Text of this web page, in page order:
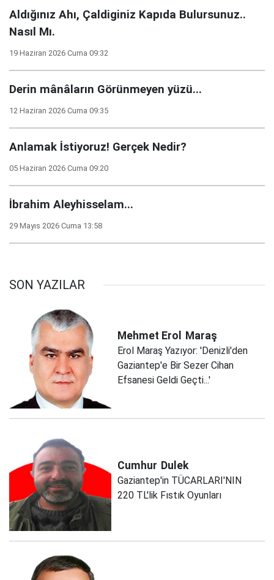
Aldığınız Ahı, Çaldiginiz Kapıda Bulursunuz..
Nasıl Mı.
19 Haziran 2026 Cuma 09:32
Derin mânâların Görünmeyen yüzü...
12 Haziran 2026 Cuma 09:35
Anlamak İstiyoruz! Gerçek Nedir?
05 Haziran 2026 Cuma 09:20
İbrahim Aleyhisselam...
29 Mayıs 2026 Cuma 13:58
SON YAZILAR
Mehmet Erol Maraş
Erol Maraş Yazıyor: 'Denizli'den
Gaziantep'e Bir Sezer Cihan
Efsanesi Geldi Geçti...'
Cumhur Dulek
Gaziantep'in TÜCARLARI'NIN
220 TL'lik Fıstık Oyunları